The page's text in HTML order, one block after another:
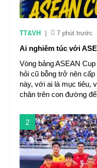
TT&VH 7 phút trước
Ai nghiêm túc với
Vòng bảng ASEAN
hỏi cũ bỗng trở nên
này, với ai là mục tiêu,
chân trên con đường
2